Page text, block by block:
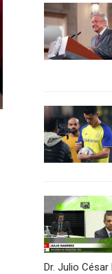
Dr. Julio